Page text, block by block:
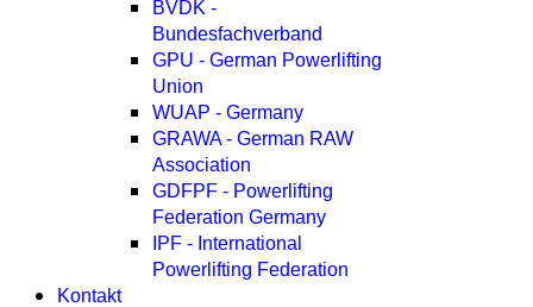
BVDK -
Bundesfachverband
GPU - German Powerlifting
Union
WUAP - Germany
GRAWA - German RAW
Association
GDFPF - Powerlifting
Federation Germany
IPF - International
Powerlifting Federation
Kontakt